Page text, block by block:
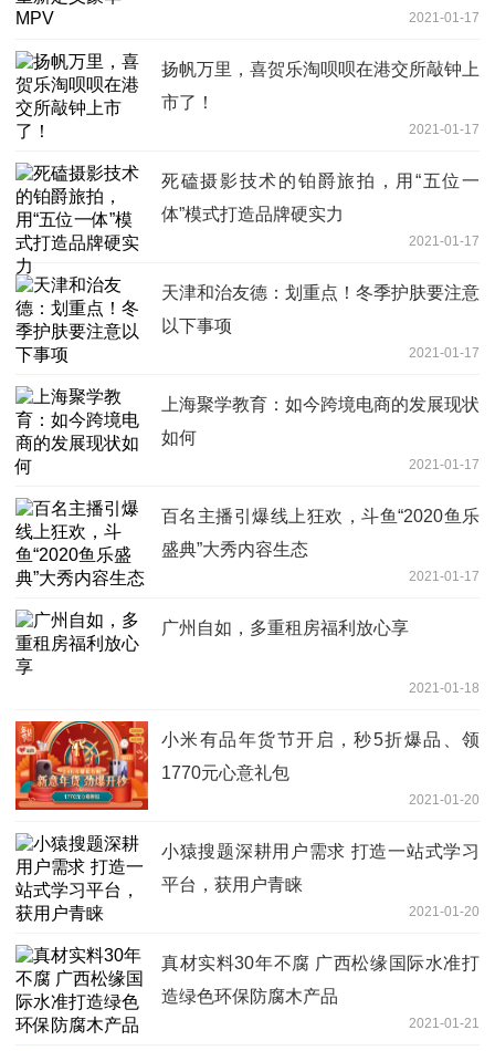
2021-01-17
扬帆万里，喜贺乐淘呗呗在港交所敲钟上
市了！
2021-01-17
死磕摄影技术的铂爵旅拍，用“五位一
体”模式打造品牌硬实力
2021-01-17
天津和治友德：划重点！冬季护肤要注意
以下事项
2021-01-17
上海聚学教育：如今跨境电商的发展现状
如何
2021-01-17
百名主播引爆线上狂欢，斗鱼“2020鱼乐
盛典”大秀内容生态
2021-01-17
广州自如，多重租房福利放心享
2021-01-18
小米有品年货节开启，秒5折爆品、领
1770元心意礼包
2021-01-20
小猿搜题深耕用户需求 打造一站式学习
平台，获用户青睐
2021-01-20
真材实料30年不腐 广西松缘国际水准打
造绿色环保防腐木产品
2021-01-21